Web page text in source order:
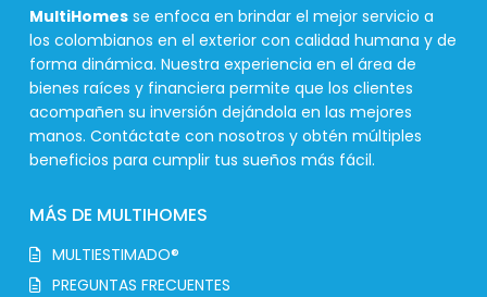
MultiHomes se enfoca en brindar el mejor servicio a
los colombianos en el exterior con calidad humana y de
forma dinámica. Nuestra experiencia en el área de
bienes raíces y financiera permite que los clientes
acompañen su inversión dejándola en las mejores
manos. Contáctate con nosotros y obtén múltiples
beneficios para cumplir tus sueños más fácil.
MÁS DE MULTIHOMES
MULTIESTIMADO®
PREGUNTAS FRECUENTES